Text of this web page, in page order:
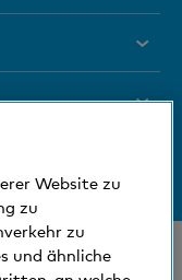
Website zu
zu
zu
und ähnliche